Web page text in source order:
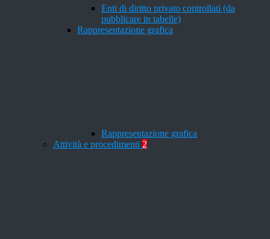
Enti di diritto privato controllati (da
pubblicare in tabelle)
Rappresentazione grafica
Rappresentazione grafica
Attività e procedimenti 2